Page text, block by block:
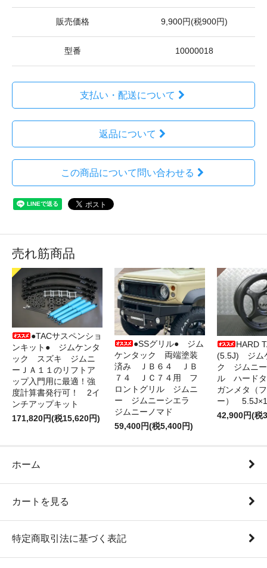
販売価格 9,900円(税900円)
型番 10000018
支払い・配送について
返品について
この商品について問い合わせる
売れ筋商品
●TACサスペンショ
ンキット● ジムケンタ
ック スズキ ジムニ
ーＪＡ１１のリフトア
ップ入門用に最適！強
度計算書発行可！ 2イ
ンチアップキット
171,820円(税15,620円)
●SSグリル● ジム
ケンタック 両端塗装
済み ＪＢ６４ ＪＢ
７４ ＪＣ７４用 フ
ロントグリル ジムニ
ー ジムニーシエラ
ジムニーノマド
59,400円(税5,400円)
HARD
(5.5J) ジム
ク ジムニ
ル ハード
ガンメタ（
ー）
42,900円(税
ホーム
カートを見る
特定商取引法に基づく表記